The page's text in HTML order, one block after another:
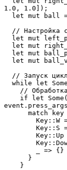
1.0, 1.0]);
let mut
// Настройка
let mut
let mut
let mut
let mut
// Запуск
while let
//
match key
        _ => {}
      }
    }